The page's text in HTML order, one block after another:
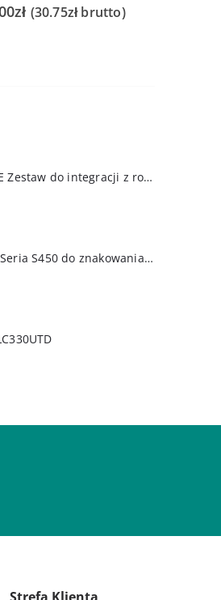
zł (30.75złbrutto)
QUICK 7050E Zestaw do integracji z robotem
QUICK NOC Seria S450 do znakowania PCB